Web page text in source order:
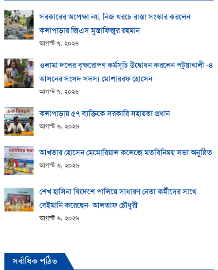
সরকারের অপেক্ষা নয়, নিজ খরচে রাস্তা সংস্কার করলেন
কলাপাড়ার জিএস মুস্তাফিজুর রহমান
আগস্ট ৭, ২০২৬
ওলামা দলের বৃক্ষরোপণ কর্মসূচি উদ্বোধন করলেন পটুয়াখালী -৪
আসনের সংসদ সদস্য মোশাররফ হোসেন
আগস্ট ৭, ২০২৬
কলাপাড়ায় ​৫৭ ব্যক্তিকে সরকারি সহায়তা প্রধান
আগস্ট ৬, ২০২৬
আখতার হোসেন মেমোরিয়াল কলেজে মতবিনিময় সভা অনুষ্ঠিত
আগস্ট ৬, ২০২৬
শেখ হাসিনা বিদেশে পালিয়ে সাধারণ নেতা কর্মীদের সাথে
বেইমানি করেছেন- আলতাফ চৌধুরী
আগস্ট ৬, ২০২৬
সর্বাধিক পঠিত